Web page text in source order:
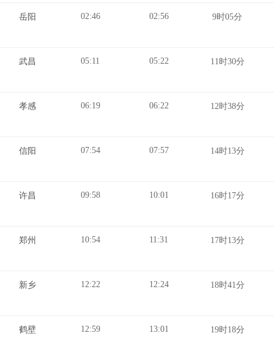
岳阳 02:46 02:56 9时05分
武昌 05:11 05:22 11时30分
孝感 06:19 06:22 12时38分
信阳 07:54 07:57 14时13分
许昌 09:58 10:01 16时17分
郑州 10:54 11:31 17时13分
新乡 12:22 12:24 18时41分
鹤壁 12:59 13:01 19时18分